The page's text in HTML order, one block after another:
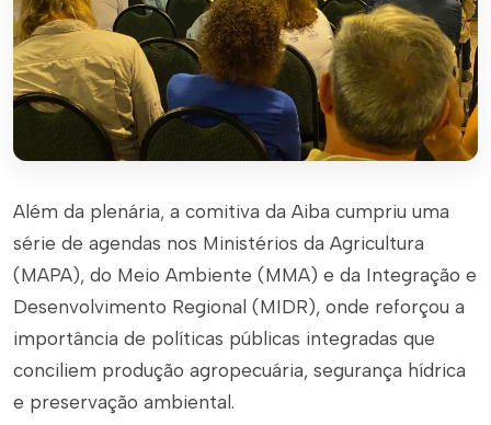
Além da plenária, a comitiva da Aiba cumpriu uma
série de agendas nos Ministérios da Agricultura
(MAPA), do Meio Ambiente (MMA) e da Integração e
Desenvolvimento Regional (MIDR), onde reforçou a
importância de políticas públicas integradas que
conciliem produção agropecuária, segurança hídrica
e preservação ambiental.